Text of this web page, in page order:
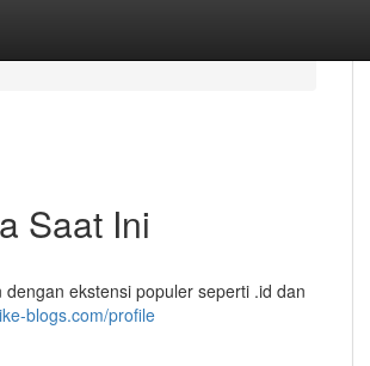
Saat Ini
ekstensi populer seperti .id dan
blogs.com/profile